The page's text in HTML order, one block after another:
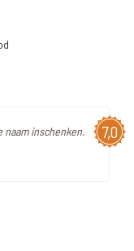
7,0
naam inschenken.